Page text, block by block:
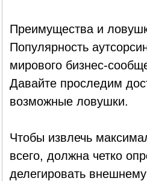
Преимущества и
Популярность
мирового бизнес-
Давайте проследим
возможные ловушки.
Чтобы извлечь
всего, должна четко
делегировать